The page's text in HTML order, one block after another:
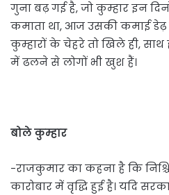
गुना बढ़ गई है, जो कुम्हार इन
कमाता था, आज उसकी कमाई
कुम्हारों के चेहरे तो खिले ही,
में ढलने से लोगों भी खुश हैं।
बोले कुम्हार
-राजकुमार का कहना है कि
कारोबार में वृद्धि हुई है। यदि